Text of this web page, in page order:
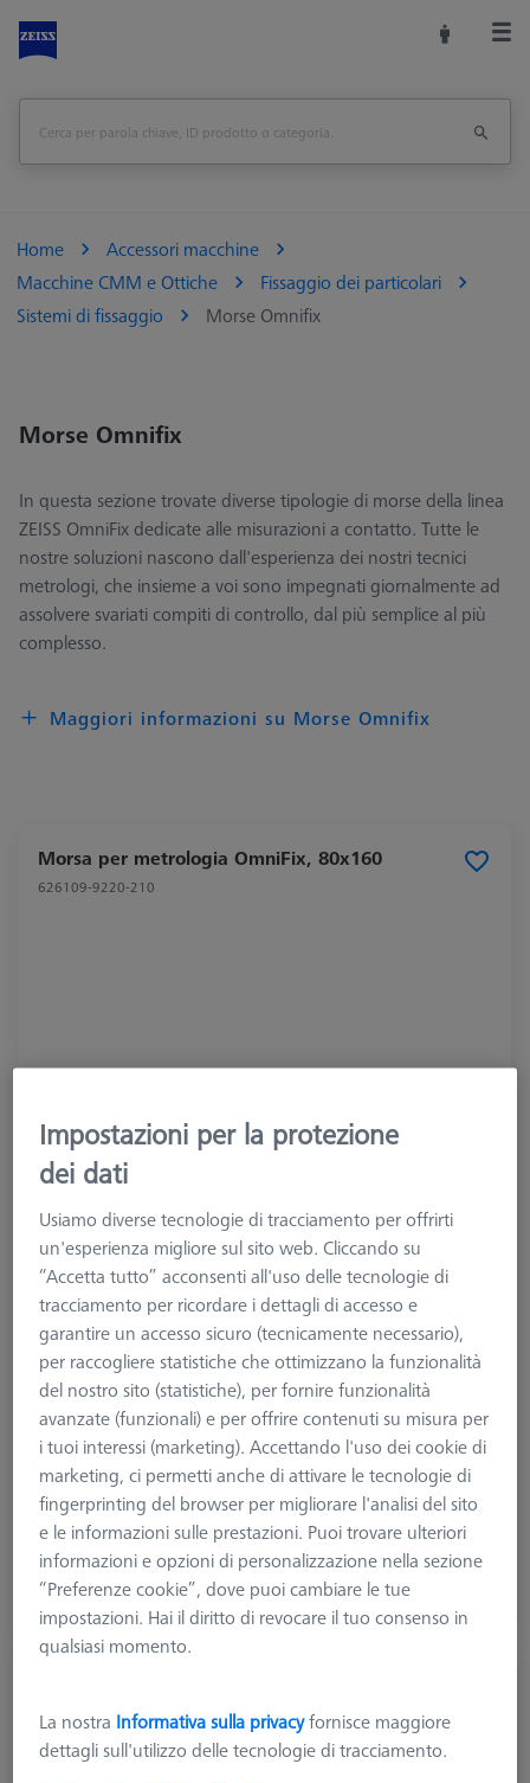
Home
Accessori macchine
Macchine CMM e Ottiche
Fissaggio dei particolari
Sistemi di fissaggio
Morse Omnifix
Morse Omnifix
In questa sezione trovate diverse tipologie di morse della linea
ZEISS OmniFix dedicate alle misurazioni a contatto. Tutte le
nostre soluzioni nascono dall'esperienza dei nostri tecnici
metrologi, che insieme a voi sono impegnati giornalmente ad
assolvere svariati compiti di controllo, dal più semplice al più
complesso.
Maggiori informazioni su Morse Omnifix
Morsa per metrologia OmniFix, 80x160
626109-9220-210
Tipologia di prodotto
Morsa
Materiale
Acciaio inox
Applicazione
Sicuro
1.296,86 €
più IVA
Disponibile
626109-9220-280
Impostazioni per la protezione
dei dati
Usiamo diverse tecnologie di tracciamento per offrirti
un'esperienza migliore sul sito web. Cliccando su
“Accetta tutto” acconsenti all'uso delle tecnologie di
tracciamento per ricordare i dettagli di accesso e
garantire un accesso sicuro (tecnicamente necessario),
per raccogliere statistiche che ottimizzano la funzionalità
del nostro sito (statistiche), per fornire funzionalità
avanzate (funzionali) e per offrire contenuti su misura per
i tuoi interessi (marketing). Accettando l'uso dei cookie di
marketing, ci permetti anche di attivare le tecnologie di
fingerprinting del browser per migliorare l'analisi del sito
e le informazioni sulle prestazioni. Puoi trovare ulteriori
informazioni e opzioni di personalizzazione nella sezione
“Preferenze cookie”, dove puoi cambiare le tue
impostazioni. Hai il diritto di revocare il tuo consenso in
qualsiasi momento.
La nostra Informativa sulla privacyfornisce maggiore
dettagli sull'utilizzo delle tecnologie di tracciamento.